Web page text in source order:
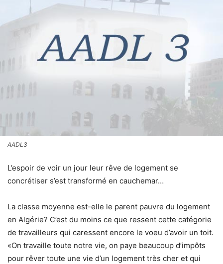
AADL3
L’espoir de voir un jour leur rêve de logement se
concrétiser s’est transformé en cauchemar…
La classe moyenne est-elle le parent pauvre du logement
en Algérie? C’est du moins ce que ressent cette catégorie
de travailleurs qui caressent encore le voeu d’avoir un toit.
«On travaille toute notre vie, on paye beaucoup d’impôts
pour rêver toute une vie d’un logement très cher et qui